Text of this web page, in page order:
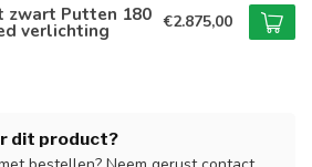
zwart Putten 180
verlichting €2.875,00
dit product?